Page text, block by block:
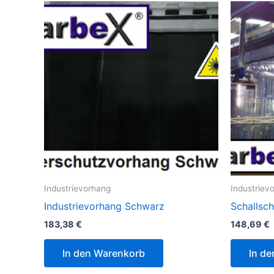
Industrievorhang
Industrievorhang Schwarz
183,38 €
In den Warenkorb
148,69 €
In